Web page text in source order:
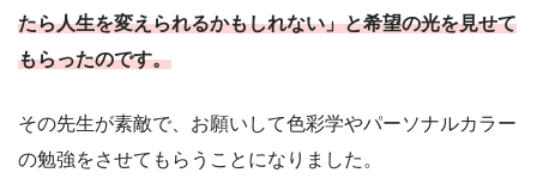
たら人生を変えられるかもしれない」と希望の光を見せて
もらったのです。
その先生が素敵で、お願いして色彩学やパーソナルカラー
の勉強をさせてもらうことになりました。